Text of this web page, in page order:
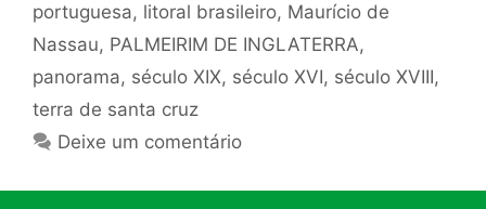
portuguesa, litoral brasileiro, Maurício de
Nassau, PALMEIRIM DE INGLATERRA,
panorama, século XIX, século XVI, século XVIII,
terra de santa cruz
Deixe um comentário